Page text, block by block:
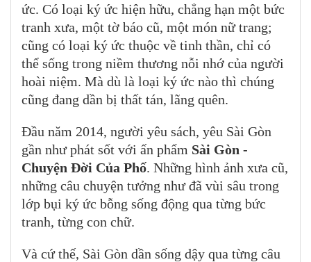
ức. Có loại ký ức hiện hữu, chẳng hạn một bức
tranh xưa, một tờ báo cũ, một món nữ trang;
cũng có loại ký ức thuộc về tinh thần, chỉ có
thể sống trong niềm thương nỗi nhớ của người
hoài niệm. Mà dù là loại ký ức nào thì chúng
cũng đang dần bị thất tán, lãng quên.
Đầu năm 2014, người yêu sách, yêu Sài Gòn
gần như phát sốt với ấn phẩm Sài Gòn -
Chuyện Đời Của Phố. Những hình ảnh xưa cũ,
những câu chuyện tưởng như đã vùi sâu trong
lớp bụi ký ức bỗng sống động qua từng bức
tranh, từng con chữ.
Và cứ thế, Sài Gòn dần sống dậy qua từng câu